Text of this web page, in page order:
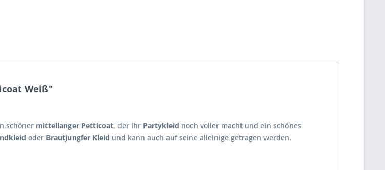
Weiß"
schöner mittellanger Petticoat, der Ihr Partykleid noch voller macht und ein schönes
oder Brautjungfer Kleid und kann auch auf seine alleinige getragen werden.